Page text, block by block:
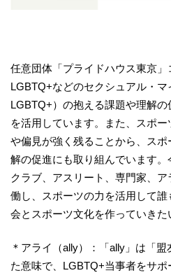
任意団体「プライドハウス東京
LGBTQ+などのセクシュアル・マ
LGBTQ+）の抱える課題や理解
を活用しています。また、スポ
や偏見が強く残ることから、ス
解の促進にも取り組んでいます
クラブ、アスリート、専門家、
働し、スポーツの力を活用して
会とスポーツ文化を作っていきた
＊アライ（ally）：「ally」は「
た意味で、LGBTQ+当事者をサ